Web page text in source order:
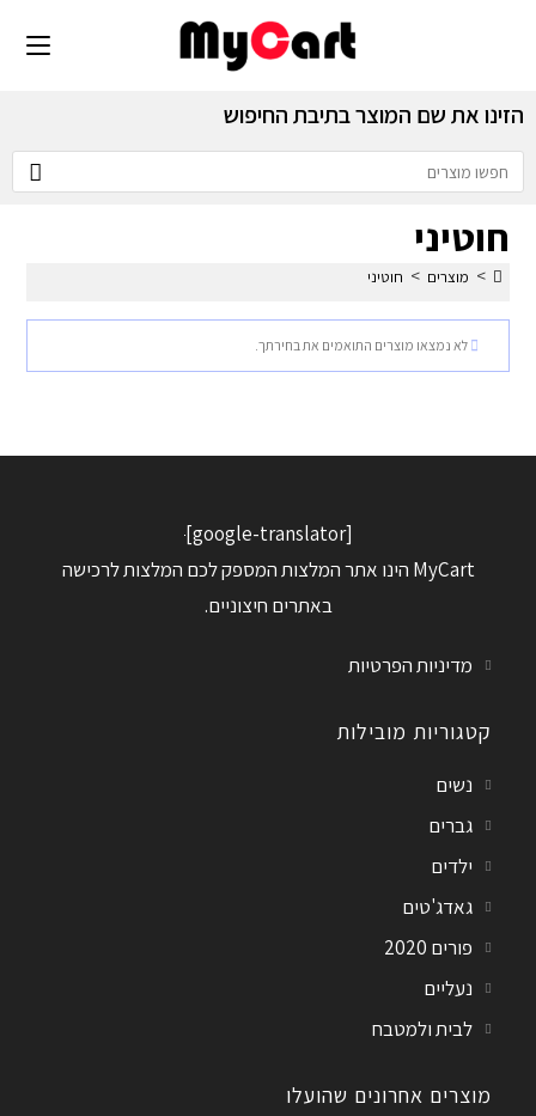
הזינו את שם המוצר בתיבת החיפוש
חוטיני
> מוצרים > חוטיני
לא נמצאו מוצרים התואמים את בחירתך.
[google-translator]
MyCart הינו אתר המלצות המספק לכם המלצות לרכישה
באתרים חיצוניים.
מדיניות הפרטיות
קטגוריות מובילות
נשים
גברים
ילדים
גאדג'טים
פורים 2020
נעליים
לבית ולמטבח
מוצרים אחרונים שהועלו